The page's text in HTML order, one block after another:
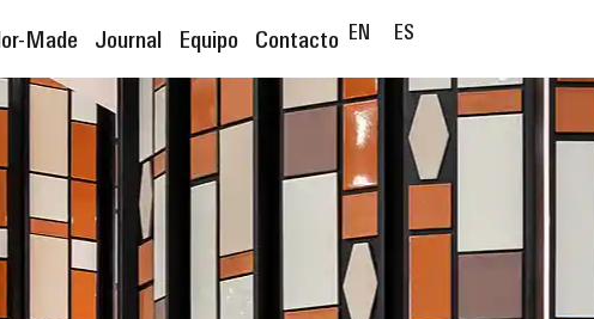
Made Journal Equipo Contacto EN ES